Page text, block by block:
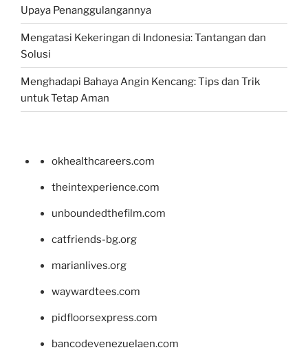
Upaya Penanggulangannya
Mengatasi Kekeringan di Indonesia: Tantangan dan
Solusi
Menghadapi Bahaya Angin Kencang: Tips dan Trik
untuk Tetap Aman
okhealthcareers.com
theintexperience.com
unboundedthefilm.com
catfriends-bg.org
marianlives.org
waywardtees.com
pidfloorsexpress.com
bancodevenezuelaen.com